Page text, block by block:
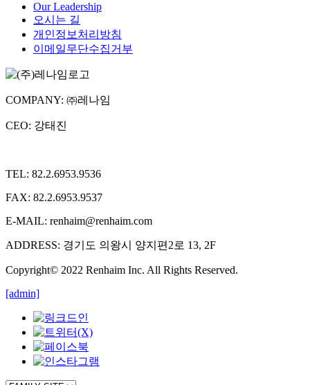
Our Leadership
오시는 길
개인정보처리방침
이메일무단수집거부
COMPANY: ㈜레나임
CEO: 강태진
TEL: 82.2.6953.9536
FAX: 82.2.6953.9537
E-MAIL: renhaim@renhaim.com
ADDRESS: 경기도 의왕시 양지편2로 13, 2F
Copyright© 2022 Renhaim Inc. All Rights Reserved.
[admin]